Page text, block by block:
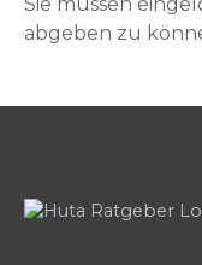
Sie müssen
abgeben zu